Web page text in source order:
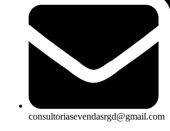
consultoriasevendasrgd@gmail.com